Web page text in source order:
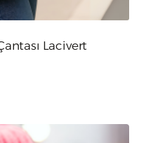
Lacivert